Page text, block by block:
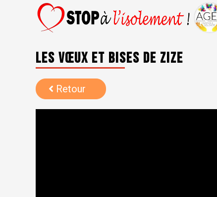
Les vœux et bises de Zize
Retour